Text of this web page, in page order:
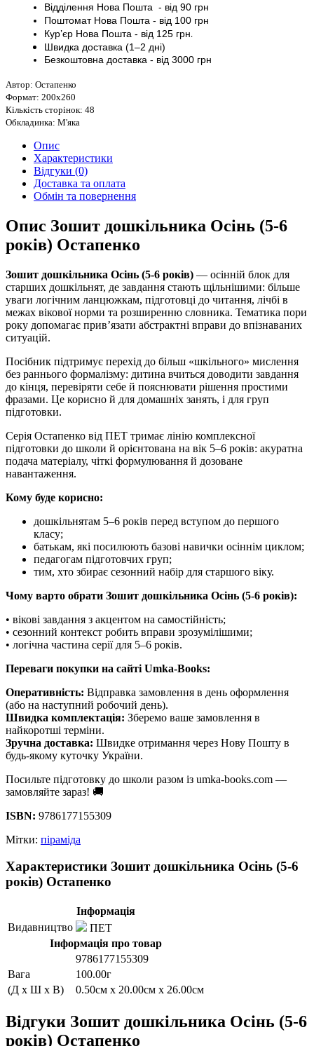
Відділення Нова Пошта - від 90 грн
ПоштоматНова Пошта - від 100 грн
Кур’єр Нова Пошта - від 125 грн.
Швидка доставка (1–2 дні)
Безкоштовна доставка - від 3000 грн
Автор: Остапенко
Формат: 200х260
Кількість сторінок: 48
Обкладинка: М'яка
Опис
Характеристики
Відгуки (0)
Доставка та оплата
Обмін та повернення
Опис Зошит дошкільника Осінь (5-6
років) Остапенко
Зошит дошкільника Осінь (5-6 років) — осінній блок для
старших дошкільнят, де завдання стають щільнішими: більше
уваги логічним ланцюжкам, підготовці до читання, лічбі в
межах вікової норми та розширенню словника. Тематика пори
року допомагає прив’язати абстрактні вправи до впізнаваних
ситуацій.
Посібник підтримує перехід до більш «шкільного» мислення
без раннього формалізму: дитина вчиться доводити завдання
до кінця, перевіряти себе й пояснювати рішення простими
фразами. Це корисно й для домашніх занять, і для груп
підготовки.
Серія Остапенко від ПЕТ тримає лінію комплексної
підготовки до школи й орієнтована на вік 5–6 років: акуратна
подача матеріалу, чіткі формулювання й дозоване
навантаження.
Кому буде корисно:
дошкільнятам 5–6 років перед вступом до першого
класу;
батькам, які посилюють базові навички осіннім циклом;
педагогам підготовчих груп;
тим, хто збирає сезонний набір для старшого віку.
Чому варто обрати Зошит дошкільника Осінь (5-6 років):
• вікові завдання з акцентом на самостійність;
• сезонний контекст робить вправи зрозумілішими;
• логічна частина серії для 5–6 років.
Переваги покупки на сайті Umka-Books:
Оперативність: Відправка замовлення в день оформлення
(або на наступний робочий день).
Швидка комплектація: Зберемо ваше замовлення в
найкоротші терміни.
Зручна доставка: Швидке отримання через Нову Пошту в
будь-якому куточку України.
Посильте підготовку до школи разом із umka-books.com —
замовляйте зараз! 🚚
ISBN: 9786177155309
Мітки: піраміда
Характеристики Зошит дошкільника Осінь (5-6
років) Остапенко
Інформація
Видавництво
ПЕТ
Інформація про товар
9786177155309
Вага
100.00г
(Д x Ш x В)
0.50см x 20.00см x 26.00см
Відгуки Зошит дошкільника Осінь (5-6
років) Остапенко